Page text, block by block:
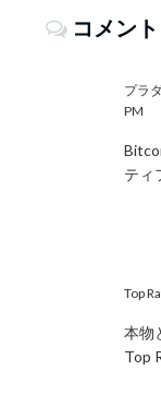
コメント
プラ
PM
ティ
Top
本物
Top